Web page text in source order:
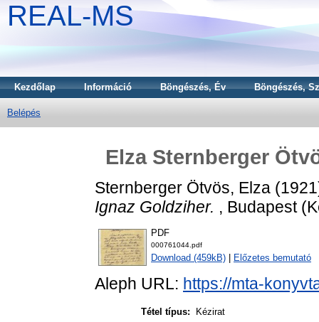
REAL-MS
Kezdőlap Információ Böngészés, Év Böngészés,
Belépés
Elza Sternberger
Sternberger Ötvös, Elza
Ignaz Goldziher. , Budapest
PDF
000761044.pdf
Download (459kB) Előzetes bemutató
Aleph URL: https://mta-
Tétel típus:
Kézirat